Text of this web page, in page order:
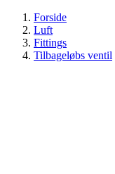
Forside
Luft
Fittings
Tilbageløbs ventil